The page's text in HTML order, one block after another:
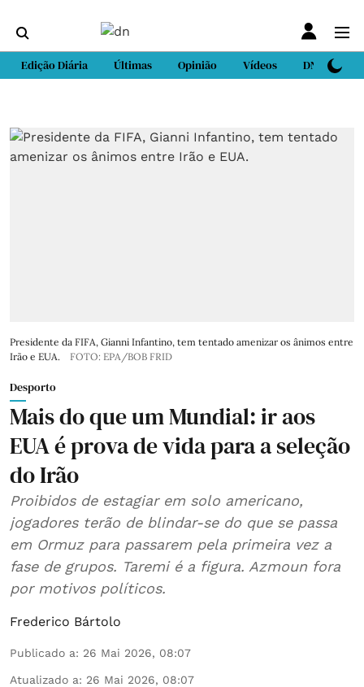
Edição Diária Últimas Opinião Vídeos DN Sport
Presidente da FIFA, Gianni Infantino, tem tentado amenizar os ânimos entre
Irão e EUA.
FOTO: EPA/BOB FRID
Desporto
Mais do que um Mundial: ir aos
EUA é prova de vida para a seleção
do Irão
Proibidos de estagiar em solo americano,
jogadores terão de blindar-se do que se passa
em Ormuz para passarem pela primeira vez a
fase de grupos. Taremi é a figura. Azmoun fora
por motivos políticos.
Frederico Bártolo
Publicado a: 26 Mai 2026, 08:07
Atualizado a: 26 Mai 2026, 08:07